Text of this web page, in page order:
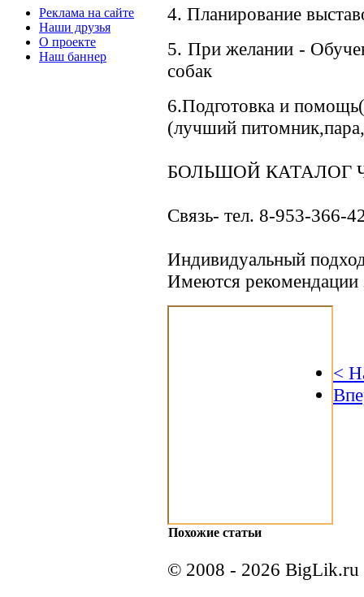
Реклама на сайте
Наши друзья
О проекте
Наш баннер
4. Планирование
5. При желании -
собак
6.Подготовка и
(лучший
БОЛЬШОЙ КАТАЛОГ
Связь- тел. 8-953-366-
Индивидуальный
Имеются рекомендации
<
Похожие статьи
© 2008 - 2026 BigLik.ru